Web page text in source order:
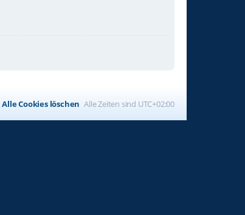
Alle Zeiten sind UTC+02:00
Alle Cookies löschen